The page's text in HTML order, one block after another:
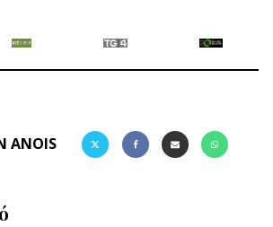
ANOIS